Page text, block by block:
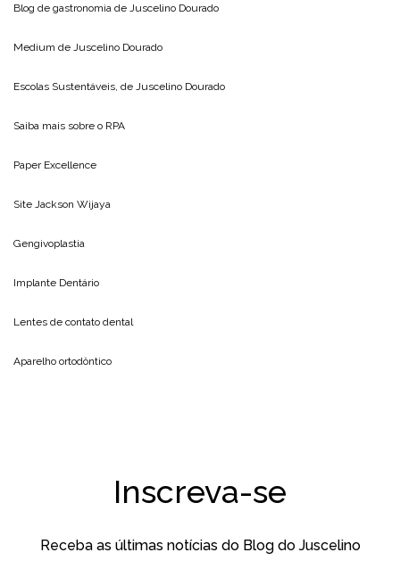
Blog de gastronomia de Juscelino Dourado
Medium de Juscelino Dourado
Escolas Sustentáveis, de Juscelino Dourado
Saiba mais sobre o RPA
Paper Excellence
Site Jackson Wijaya
Gengivoplastia
Implante Dentário
Lentes de contato dental
Aparelho ortodôntico
Inscreva-se
Receba as últimas notícias do Blog do Juscelino